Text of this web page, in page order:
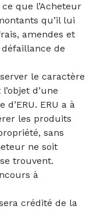
que l’Acheteur
qu’il lui
amendes et
de
le caractère
d’une
ERU a à
les produits
sans
ne soit
trouvent.
à
crédité de la